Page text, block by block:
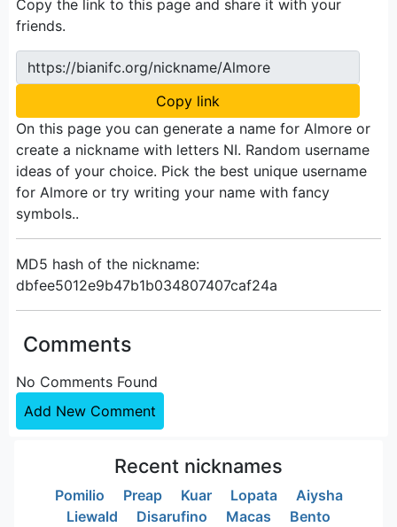
Copy the link to this page and share it with your
friends.
https://bianifc.org/nickname/Almore
Copy link
On this page you can generate a name for Almore or
create a nickname with letters NI. Random username
ideas of your choice. Pick the best unique username
for Almore or try writing your name with fancy
symbols..
MD5 hash of the nickname:
dbfee5012e9b47b1b034807407caf24a
Comments
No Comments Found
Add New Comment
Recent nicknames
Pomilio Preap Kuar Lopata
Aiysha
Liewald
Disarufino Macas
Bento